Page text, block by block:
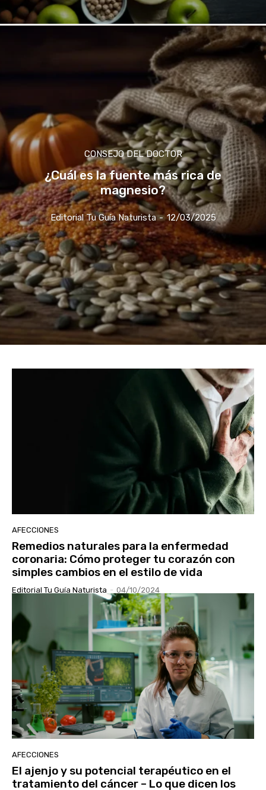
CONSEJO DEL DOCTOR
¿Cuál es la fuente más rica de
magnesio?
Editorial Tu Guía Naturista - 12/03/2025
AFECCIONES
Remedios naturales para la enfermedad
coronaria: Cómo proteger tu corazón con
simples cambios en el estilo de vida
Editorial Tu Guía Naturista - 04/10/2024
AFECCIONES
El ajenjo y su potencial terapéutico en el
tratamiento del cáncer – Lo que dicen los